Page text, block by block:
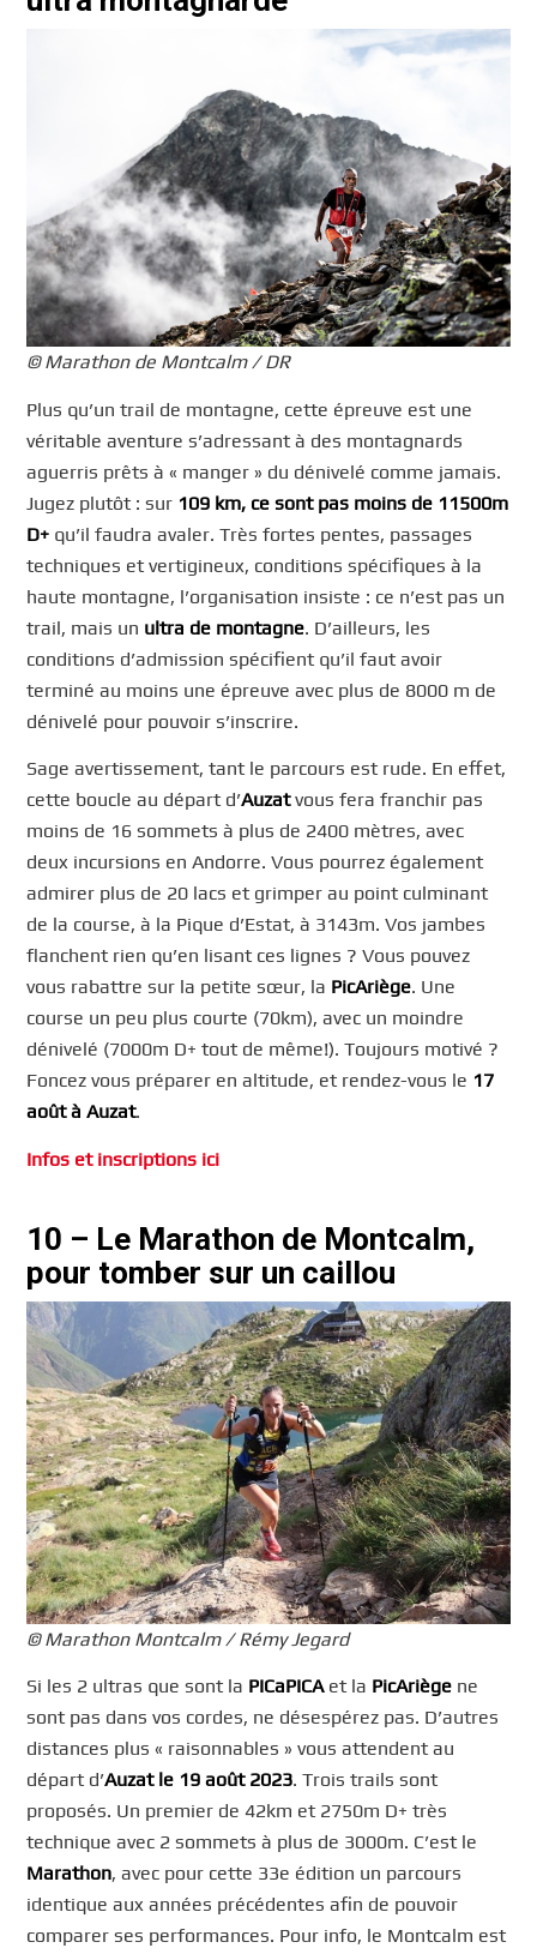
© Marathon de Montcalm / DR
Plus qu’un trail de montagne, cette épreuve est une
véritable aventure s’adressant à des montagnards
aguerris prêts à « manger » du dénivelé comme jamais.
Jugez plutôt : sur 109 km, ce sont pas moins de 11500m
D+ qu’il faudra avaler. Très fortes pentes, passages
techniques et vertigineux, conditions spécifiques à la
haute montagne, l’organisation insiste : ce n’est pas un
trail, mais un ultra de montagne. D’ailleurs, les
conditions d’admission spécifient qu’il faut avoir
terminé au moins une épreuve avec plus de 8000 m de
dénivelé pour pouvoir s’inscrire.
Sage avertissement, tant le parcours est rude. En effet,
cette boucle au départ d’Auzatvous fera franchir pas
moins de 16 sommets à plus de 2400 mètres, avec
deux incursions en Andorre. Vous pourrez également
admirer plus de 20 lacs et grimper au point culminant
de la course, à la Pique d’Estat, à 3143m. Vos jambes
flanchent rien qu’en lisant ces lignes ? Vous pouvez
vous rabattre sur la petite sœur, la PicAriège. Une
course un peu plus courte (70km), avec un moindre
dénivelé (7000m D+ tout de même!). Toujours motivé ?
Foncez vous préparer en altitude, et rendez-vous le 17
août à Auzat.
Infos et inscriptions ici
10 – Le Marathon de Montcalm,
pour tomber sur un caillou
© Marathon Montcalm / Rémy Jegard
Si les 2 ultras que sont la PICaPICAet la PicAriège ne
sont pas dans vos cordes, ne désespérez pas. D’autres
distances plus « raisonnables » vous attendent au
départ d’Auzat le 19 août 2023. Trois trails sont
proposés. Un premier de 42km et 2750m D+ très
technique avec 2 sommets à plus de 3000m. C’est le
Marathon, avec pour cette 33e édition un parcours
identique aux années précédentes afin de pouvoir
comparer ses performances. Pour info, le Montcalm est